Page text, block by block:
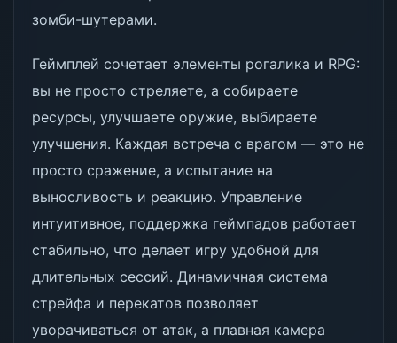
зомби-шутерами.
Геймплей сочетает элементы рогалика и RPG:
вы не просто стреляете, а собираете
ресурсы, улучшаете оружие, выбираете
улучшения. Каждая встреча с врагом — это не
просто сражение, а испытание на
выносливость и реакцию. Управление
интуитивное, поддержка геймпадов работает
стабильно, что делает игру удобной для
длительных сессий. Динамичная система
стрейфа и перекатов позволяет
уворачиваться от атак, а плавная камера